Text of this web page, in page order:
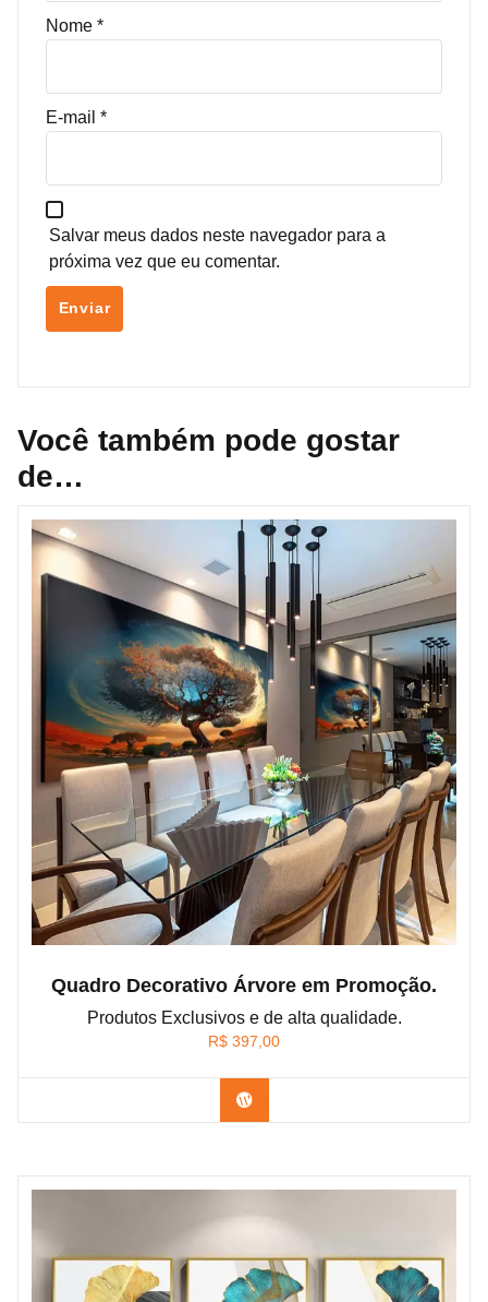
Nome *
E-mail *
Salvar meus dados neste navegador para a
próxima vez que eu comentar.
Você também pode gostar
de…
Quadro Decorativo Árvore em Promoção.
Produtos Exclusivos e de alta qualidade.
R$ 397,00
Confira os modelos